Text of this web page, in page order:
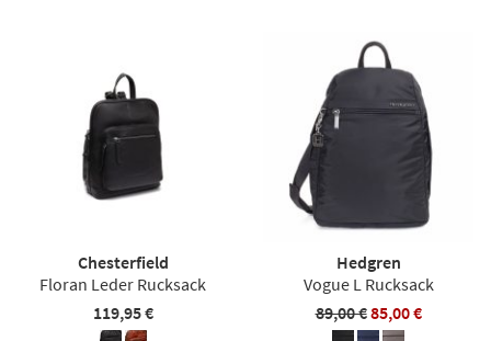
Chesterfield
Floran Leder Rucksack
119,95 €
Hedgren
Vogue L Rucksack
89,00 €85,00 €